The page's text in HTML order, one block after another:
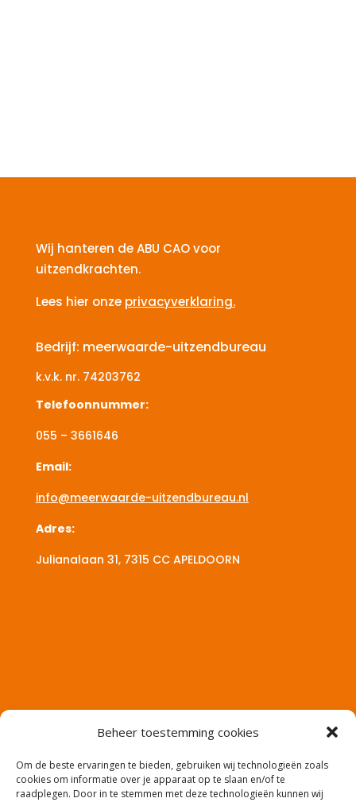
Beheer toestemming cookies
Om de beste ervaringen te bieden, gebruiken wij technologieën zoals
cookies om informatie over je apparaat op te slaan en/of te
raadplegen. Door in te stemmen met deze technologieën kunnen wij
Wij hanteren de ABU CAO voor
uitzendkrachten.
Lees hier onze privacyverklaring.
Bedrijf: meerwaarde-uitzendbureau
k.v.k. nr.74203762
Telefoonnummer:
055 – 3661646
Email:
info@meerwaarde-uitzendbureau.nl
Adres:
Julianalaan 31, 7315 CCAPELDOORN